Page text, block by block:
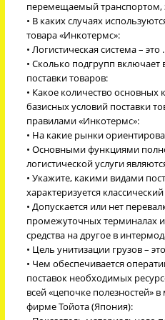
перемещаемый транспортом,
• В каких случаях
товара «Инкотермс»:
• Логистическая система – это
• Сколько подгрупп включает
поставки товаров:
• Какое количество основных
базисных условий поставки
правилами «Инкотермс»:
• На какие рынки
• Основными функциями
логистической услуги
• Укажите, какими видами
характеризуется
• Допускается или нет
промежуточных терминалах
средства на другое в
• Цель унитизации грузов –
• Чем обеспечивается
поставок необходимых
всей «цепочке полезностей»
фирме Тойота (Япония):